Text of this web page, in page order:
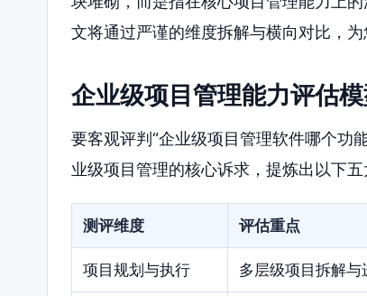
文将通过严谨的维度拆解与横向对比，
企业级项目管理能力评估
要客观评判“企业级项目管理软件哪个功
业级项目管理的核心诉求，提炼出以下五
测评维度 评估重点
项目规划与执行 多层级项目拆解与